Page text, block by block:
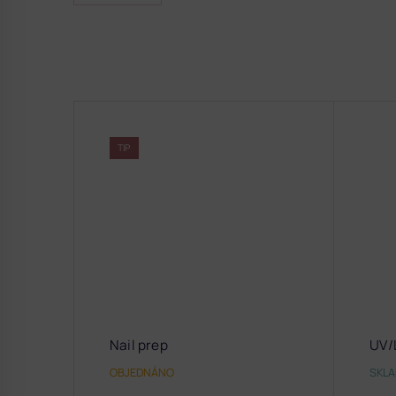
TIP
Nail prep
OBJEDNÁNO
UV/